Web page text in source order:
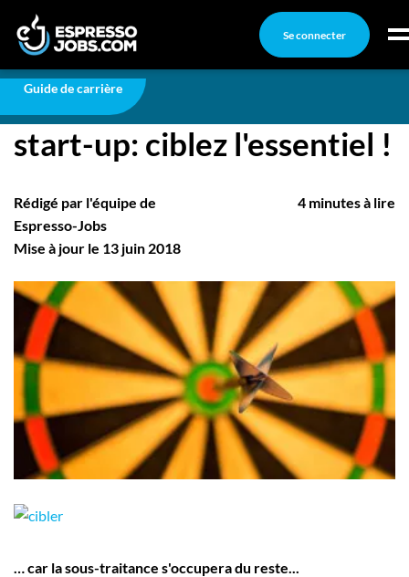
Se connecter
Connexion
Créez un compte
Recherchez un emploi
Compagnies
Ma boîte à outils
Conseils carrière
Nos chroniques
Inscrivez-vous à l'infolettre
Employeurs
Publiez une offre d'emploi
Guide de carrière
Carrière Mémo aux lanceurs de start-up: ciblez l'essentiel !
Mémo aux lanceurs de
start-up: ciblez l'essentiel !
Rédigé par l'équipe de
Espresso-Jobs
Mise à jour le 13 juin 2018
4 minutes à lire
… car la sous-traitance s'occupera du reste...